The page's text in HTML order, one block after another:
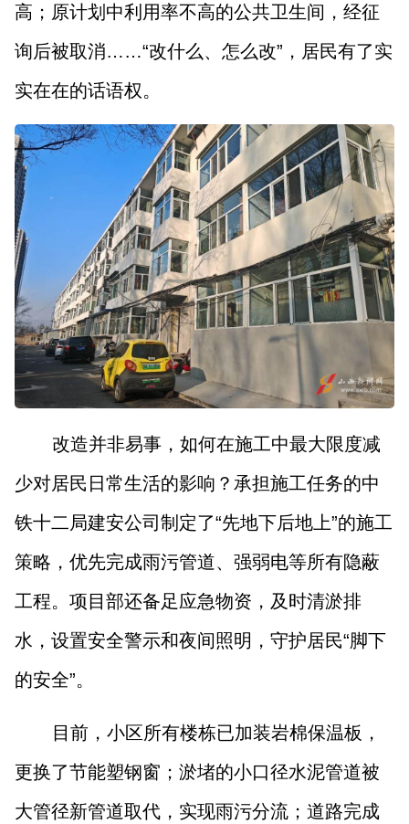
高；原计划中利用率不高的公共卫生间，经征
询后被取消……“改什么、怎么改”，居民有了实
实在在的话语权。
改造并非易事，如何在施工中最大限度减
少对居民日常生活的影响？承担施工任务的中
铁十二局建安公司制定了“先地下后地上”的施工
策略，优先完成雨污管道、强弱电等所有隐蔽
工程。项目部还备足应急物资，及时清淤排
水，设置安全警示和夜间照明，守护居民“脚下
的安全”。
目前，小区所有楼栋已加装岩棉保温板，
更换了节能塑钢窗；淤堵的小口径水泥管道被
大管径新管道取代，实现雨污分流；道路完成